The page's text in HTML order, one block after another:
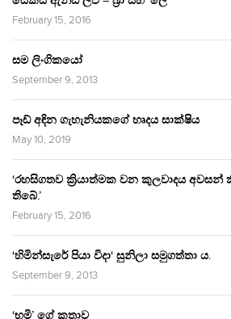
February 15, 2016
සම ලිංගිකයෝ
September 9, 2013
පෑඩ් අඳින ගැහැනියකගේ හෘදය සාක්ෂිය
May 10, 2019
‘රහසිගතව ක්‍රියාත්මක වන කුලවාදය අවසන්
තිබේ.’
February 15, 2016
‘හිමින්සැරේ පියා විදා‘ සුනිලා සමුගත්තා ය.
September 9, 2013
‘භූමි’ ගේ කතාව